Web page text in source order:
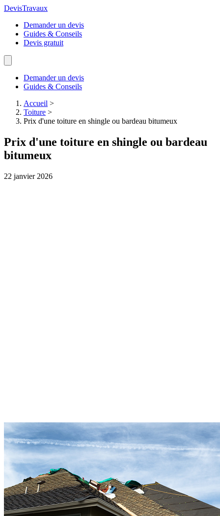
DevisTravaux
Demander un devis
Guides & Conseils
Devis gratuit
Demander un devis
Guides & Conseils
Accueil >
Toiture >
Prix d'une toiture en shingle ou bardeau bitumeux
Prix d'une toiture en shingle ou bardeau
bitumeux
22 janvier 2026